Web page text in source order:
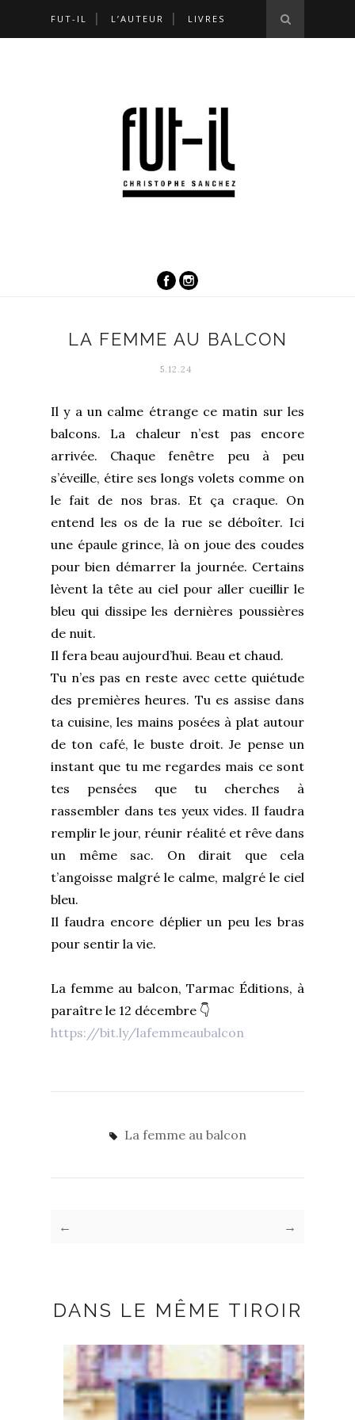
FUT-IL L’AUTEUR LIVRES
LA FEMME AU BALCON
5.12.24
Il y a un calme étrange ce matin sur les
balcons. La chaleur n’est pas encore
arrivée. Chaque fenêtre peu à peu
s’éveille, étire ses longs volets comme on
le fait de nos bras. Et ça craque. On
entend les os de la rue se déboîter. Ici
une épaule grince, là on joue des coudes
pour bien démarrer la journée. Certains
lèvent la tête au ciel pour aller cueillir le
bleu qui dissipe les dernières poussières
de nuit.
Il fera beau aujourd’hui. Beau et chaud.
Tu n’es pas en reste avec cette quiétude
des premières heures. Tu es assise dans
ta cuisine, les mains posées à plat autour
de ton café, le buste droit. Je pense un
instant que tu me regardes mais ce sont
tes pensées que tu cherches à
rassembler dans tes yeux vides. Il faudra
remplir le jour, réunir réalité et rêve dans
un même sac. On dirait que cela
t’angoisse malgré le calme, malgré le ciel
bleu.
Il faudra encore déplier un peu les bras
pour sentir la vie.
La femme au balcon, Tarmac Éditions, à
paraître le 12 décembre 👇
https://bit.ly/lafemmeaubalcon
La femme au balcon
← →
DANS LE MÊME TIROIR